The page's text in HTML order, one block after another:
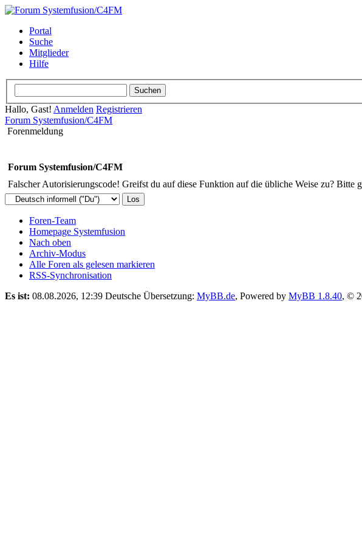
Portal
Suche
Mitglieder
Hilfe
Hallo, Gast! Anmelden Registrieren
Forum Systemfusion/C4FM
Forenmeldung
Forum Systemfusion/C4FM
Falscher Autorisierungscode! Greifst du auf diese Funktion auf die übliche Weise zu? Bitte
Foren-Team
Homepage Systemfusion
Nach oben
Archiv-Modus
Alle Foren als gelesen markieren
RSS-Synchronisation
Es ist: 08.08.2026, 12:39 Deutsche Übersetzung: MyBB.de, Powered by MyBB 1.8.40, ©